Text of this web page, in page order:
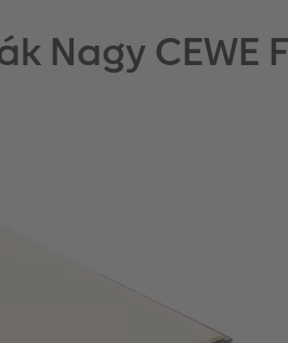
Nagy CEWE